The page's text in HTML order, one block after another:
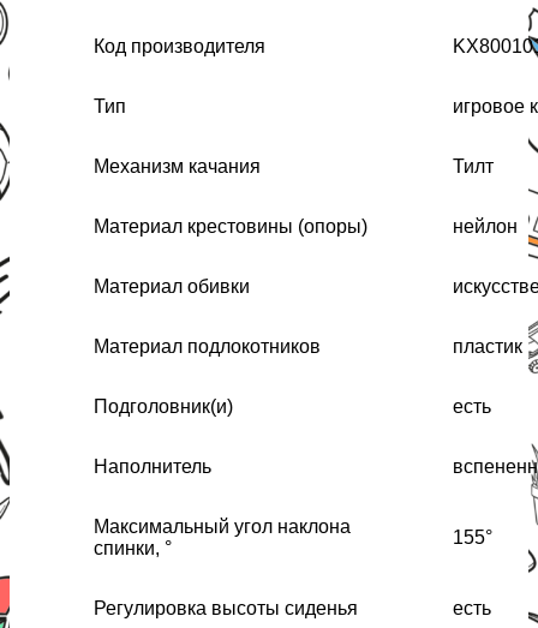
Код производителя
Тип игровое
Механизм качания Тилт
Материал крестовины (опоры) нейлон
Материал обивки
Материал подлокотников пластик
Подголовник(и) есть
Наполнитель
Максимальный угол наклона
спинки, °
155°
Регулировка высоты сиденья есть